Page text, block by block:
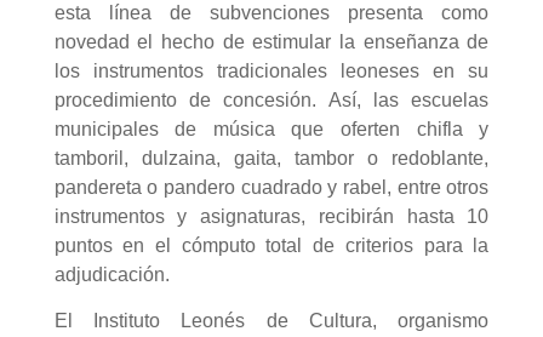
esta línea de subvenciones presenta como
novedad el hecho de estimular la enseñanza de
los instrumentos tradicionales leoneses en su
procedimiento de concesión. Así, las escuelas
municipales de música que oferten chifla y
tamboril, dulzaina, gaita, tambor o redoblante,
pandereta o pandero cuadrado y rabel, entre otros
instrumentos y asignaturas, recibirán hasta 10
puntos en el cómputo total de criterios para la
adjudicación.
El Instituto Leonés de Cultura, organismo